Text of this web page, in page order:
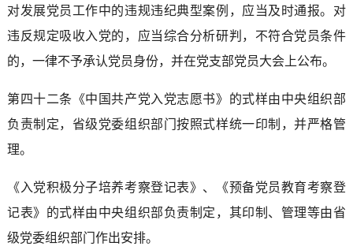
对发展党员工作中的违规违纪典型案例，应当及时通报。对
违反规定吸收入党的，应当综合分析研判，不符合党员条件
的，一律不予承认党员身份，并在党支部党员大会上公布。
第四十二条《中国共产党入党志愿书》的式样由中央组织部
负责制定，省级党委组织部门按照式样统一印制，并严格管
理。
《入党积极分子培养考察登记表》、《预备党员教育考察登
记表》的式样由中央组织部负责制定，其印制、管理等由省
级党委组织部门作出安排。